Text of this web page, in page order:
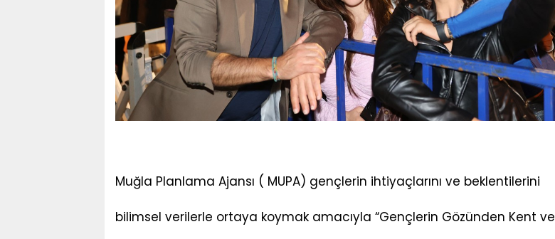
Muğla Planlama Ajansı ( MUPA) gençlerin ihtiyaçlarını ve beklentilerini
bilimsel verilerle ortaya koymak amacıyla “Gençlerin Gözünden Kent ve